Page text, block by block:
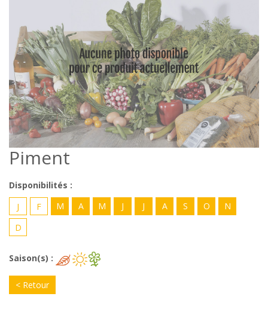
Piment
Disponibilités :
J
F M A M J J A S O
N
D
Saison(s) :
< Retour